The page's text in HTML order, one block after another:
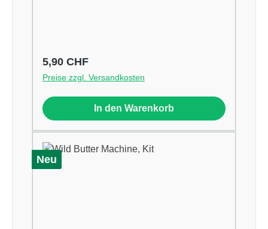
Regulärer Preis:
5,90 CHF
Preise zzgl. Versandkosten
In den Warenkorb
Neu